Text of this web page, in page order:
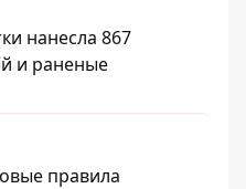
нанесла 867
и раненые
правила